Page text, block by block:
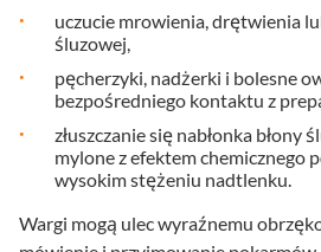
uczucie mrowienia, drętwienia
śluzowej,
pęcherzyki, nadżerki i bolesne
bezpośredniego kontaktu z
złuszczanie się nabłonka błony
mylone z efektem chemicznego
wysokim stężeniu nadtlenku.
Wargi mogą ulec wyraźnemu